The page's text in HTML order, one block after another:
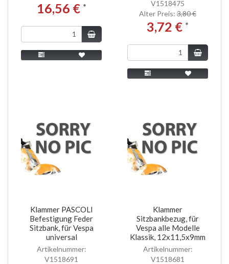
16,56 € *
V1518475
Alter Preis: 3,80 €
3,72 € *
Klammer PASCOLI
Befestigung Feder
Sitzbank, für Vespa
universal
Artikelnummer:
V1518691
Klammer
Sitzbankbezug, für
Vespa alle Modelle
Klassik, 12x11,5x9mm
Artikelnummer:
V1518681